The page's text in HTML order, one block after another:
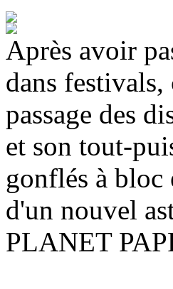
Après avoir
dans festivals,
passage des
et son tout-
gonflés à bloc
d'un nouvel
PLANET